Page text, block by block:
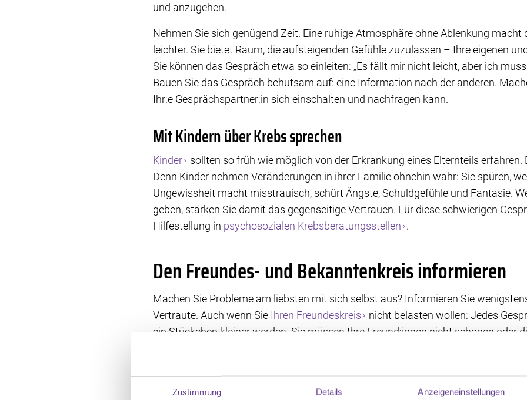
Zustimmung Details Anzeigeneinstellungen
und anzugehen.
Nehmen Sie sich genügend Zeit. Eine ruhige Atmosphäre ohne Ablenkung macht
leichter. Sie bietet Raum, die aufsteigenden Gefühle zuzulassen – Ihre eigenen
Sie können das Gespräch etwa so einleiten: „Es fällt mir nicht leicht, aber ich
Bauen Sie das Gespräch behutsam auf: eine Information nach der anderen.
Ihr:e Gesprächspartner:in sich einschalten und nachfragen kann.
Mit Kindern über Krebs sprechen
Kinder
sollten so früh wie möglich von der Erkrankung eines Elternteils erfahren.
Denn Kinder nehmen Veränderungen in ihrer Familie ohnehin wahr: Sie spüren,
Ungewissheit macht misstrauisch, schürt Ängste, Schuldgefühle und Fantasie.
geben, stärken Sie damit das gegenseitige Vertrauen. Für diese schwierigen
Hilfestellung in psychosozialen Krebsberatungsstellen .
Den Freundes- und Bekanntenkreis informieren
Machen Sie Probleme am liebsten mit sich selbst aus? Informieren Sie
Vertraute. Auch wenn Sie Ihren Freundeskreis
nicht belasten wollen: Jedes
ein Stückchen kleiner werden. Sie müssen Ihre Freund:innen nicht schonen oder
Auch Nachbarn und Bekannte zu informieren, kann sinnvoll sein. Wenn der
organisiert werden muss, geben Sie Aufgaben ab. Eine befreundete Familie kann